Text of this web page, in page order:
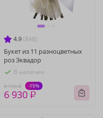
4.9 (848)
Букет из 11 разноцветных
роз Эквадор
В наличии
8 150 ₽ -15%
6 930 ₽